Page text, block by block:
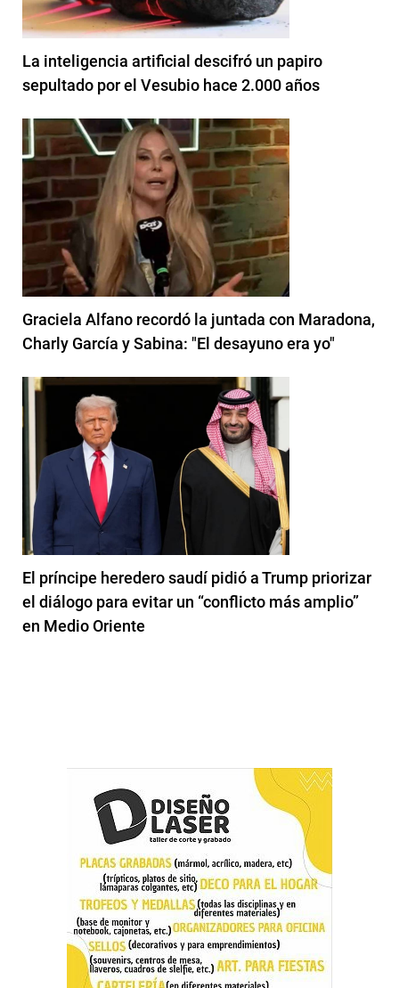
La inteligencia artificial descifró un papiro
sepultado por el Vesubio hace 2.000 años
Graciela Alfano recordó la juntada con Maradona,
Charly García y Sabina: "El desayuno era yo"
El príncipe heredero saudí pidió a Trump priorizar
el diálogo para evitar un “conflicto más amplio”
en Medio Oriente